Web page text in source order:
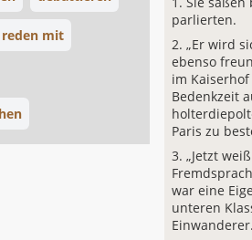
reden mit
parlierten.
„Er wird
ebenso
im
Bedenkzeit
Paris zu
„Jetzt
war eine
unteren